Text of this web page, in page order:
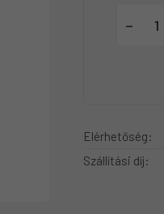
-
Elérhetőség:
Szállítási díj: